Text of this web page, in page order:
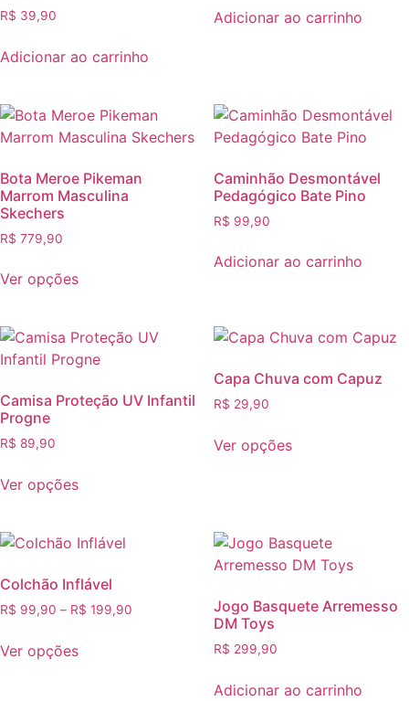
R$ 39,90
Adicionar ao carrinho
Adicionar ao carrinho
Bota Meroe Pikeman
Marrom Masculina
Skechers
R$ 779,90
Ver opções
Caminhão Desmontável
Pedagógico Bate Pino
R$ 99,90
Adicionar ao carrinho
Camisa Proteção UV Infantil
Progne
R$ 89,90
Ver opções
Capa Chuva com Capuz
R$ 29,90
Ver opções
Colchão Inflável
R$ 99,90 – R$ 199,90
Ver opções
Jogo Basquete Arremesso
DM Toys
R$ 299,90
Adicionar ao carrinho